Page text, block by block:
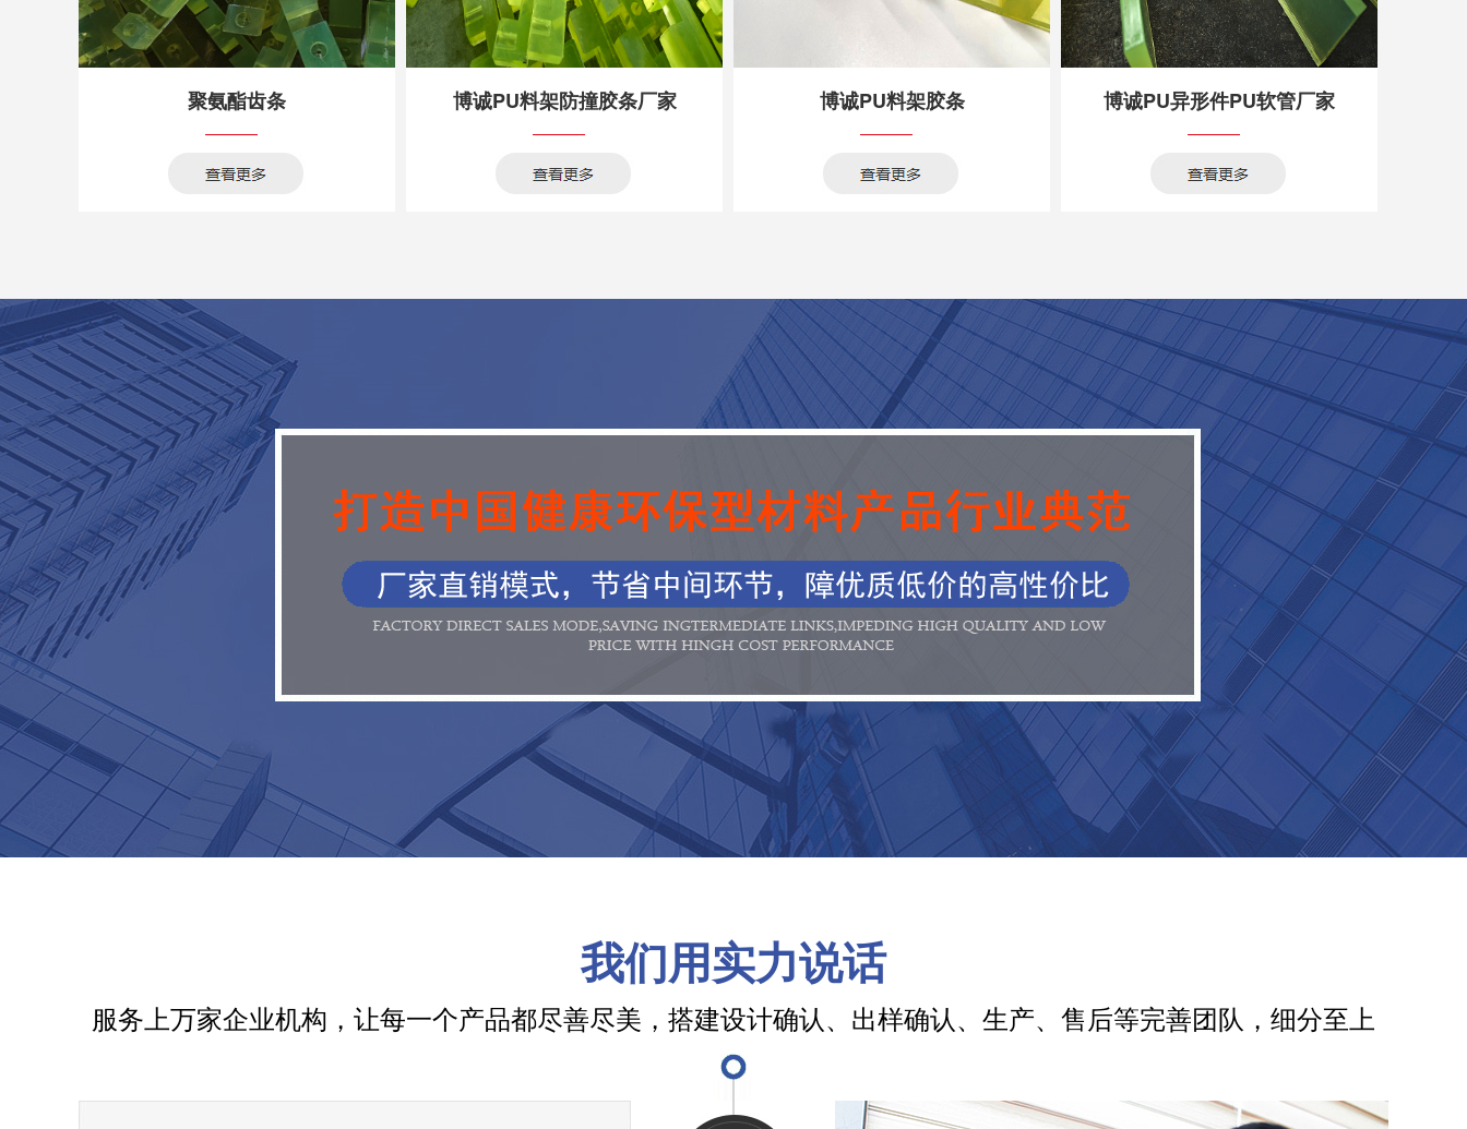
聚氨酯齿条 博诚PU料架防撞胶条厂家 博诚PU料架胶条 博诚PU异形件PU软管厂家
我们用实力说话
服务上万家企业机构，让每一个产品都尽善尽美，搭建设计确认、出样确认、生产、售后等完善团队，细分至上